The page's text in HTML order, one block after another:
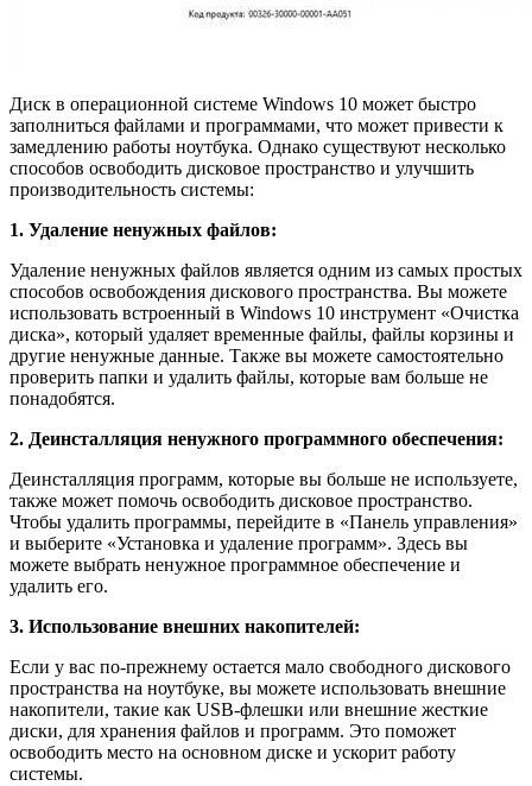
Диск в операционной системе Windows 10 может быстро
заполниться файлами и программами, что может привести к
замедлению работы ноутбука. Однако существуют несколько
способов освободить дисковое пространство и улучшить
производительность системы:
1. Удаление ненужных файлов:
Удаление ненужных файлов является одним из самых простых
способов освобождения дискового пространства. Вы можете
использовать встроенный в Windows 10 инструмент «Очистка
диска», который удаляет временные файлы, файлы корзины и
другие ненужные данные. Также вы можете самостоятельно
проверить папки и удалить файлы, которые вам больше не
понадобятся.
2. Деинсталляция ненужного программного обеспечения:
Деинсталляция программ, которые вы больше не используете,
также может помочь освободить дисковое пространство.
Чтобы удалить программы, перейдите в «Панель управления»
и выберите «Установка и удаление программ». Здесь вы
можете выбрать ненужное программное обеспечение и
удалить его.
3. Использование внешних накопителей:
Если у вас по-прежнему остается мало свободного дискового
пространства на ноутбуке, вы можете использовать внешние
накопители, такие как USB-флешки или внешние жесткие
диски, для хранения файлов и программ. Это поможет
освободить место на основном диске и ускорит работу
системы.